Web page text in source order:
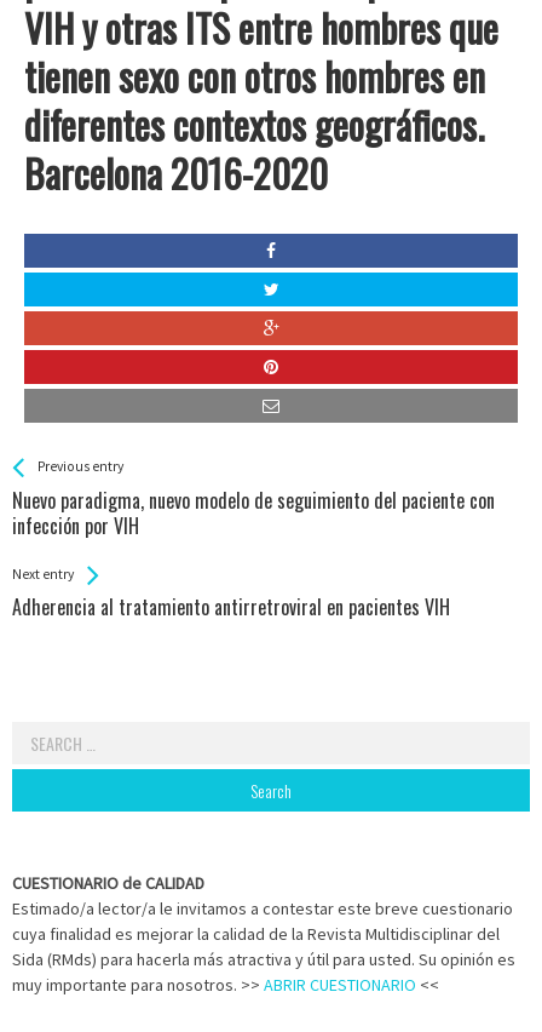
VIH y otras ITS entre hombres que
tienen sexo con otros hombres en
diferentes contextos geográficos.
Barcelona 2016-2020
See more
Previous entry
Nuevo paradigma, nuevo modelo de seguimiento del paciente con
infección por VIH
Back
All
Entries
Next entry
Adherencia al tratamiento antirretroviral en pacientes VIH
Search
CUESTIONARIO de CALIDAD
Estimado/a lector/a le invitamos a contestar este breve cuestionario
cuya finalidad es mejorar la calidad de la Revista Multidisciplinar del
Sida (RMds) para hacerla más atractiva y útil para usted. Su opinión es
muy importante para nosotros. >> ABRIR CUESTIONARIO <<